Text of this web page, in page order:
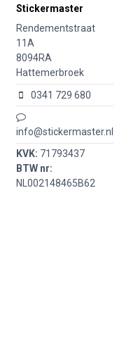
Stickermaster
Rendementstraat
11A
8094RA
Hattemerbroek
0341 729 680
info@stickermaster.nl
KVK: 71793437
BTW nr:
NL002148465B62